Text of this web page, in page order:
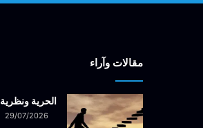
مقالات وآراء
الحرية ونظرية
29/07/2026